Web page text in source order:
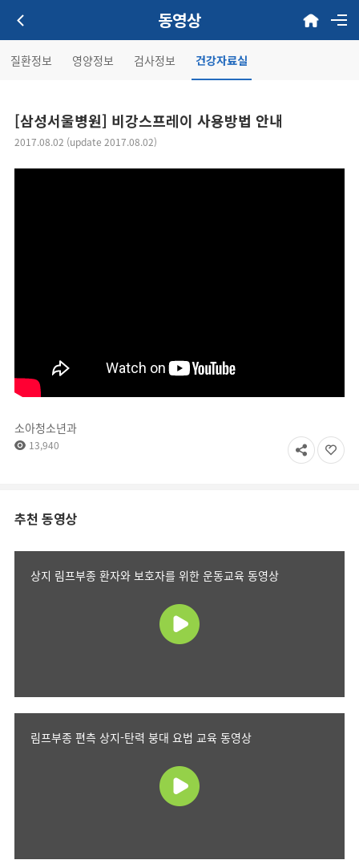
동영상
질환정보 영양정보 검사정보 건강자료실
[삼성서울병원] 비강스프레이 사용방법 안내
2017.08.02 (update 2017.08.02)
소아청소년과
13,940
추천 동영상
상지 림프부종 환자와 보호자를 위한 운동교육 동영상
림프부종 편측 상지-탄력 붕대 요법 교육 동영상